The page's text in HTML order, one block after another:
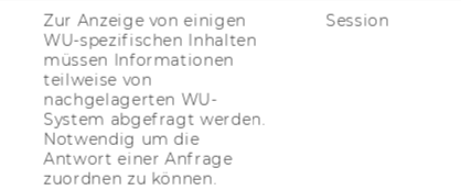
Zur Anzeige von einigen
WU-spezifischen Inhalten
müssen Informationen
teilweise von
nachgelagerten WU-
System abgefragt werden.
Notwendig um die
Antwort einer Anfrage
zuordnen zu können.
Session